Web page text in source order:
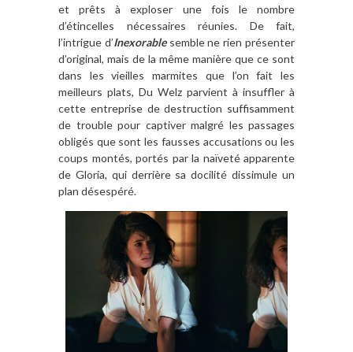
et prêts à exploser une fois le nombre
d’étincelles nécessaires réunies. De fait,
l’intrigue d’Inexorable semble ne rien présenter
d’original, mais de la même manière que ce sont
dans les vieilles marmites que l’on fait les
meilleurs plats, Du Welz parvient à insuffler à
cette entreprise de destruction suffisamment
de trouble pour captiver malgré les passages
obligés que sont les fausses accusations ou les
coups montés, portés par la naïveté apparente
de Gloria, qui derrière sa docilité dissimule un
plan désespéré.